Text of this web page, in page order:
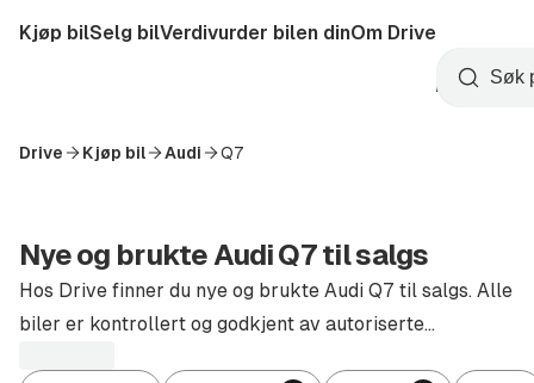
til
Startside
Kjøp bilSelg bilVerdivurder bilen dinOm Drive
Opprett
konto
Søk
Drive Kjøp bil Audi Q7
Nye og brukte Audi Q7 til salgs
Hos Drive finner du nye og brukte Audi Q7 til salgs. Alle
biler er kontrollert og godkjent av autoriserte